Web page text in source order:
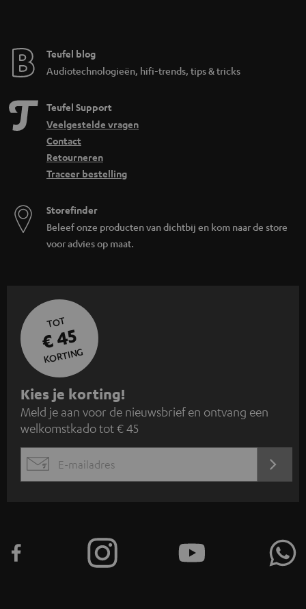
Teufel blog
Audiotechnologieën, hifi-trends, tips & tricks
Teufel Support
Veelgestelde vragen
Contact
Retourneren
Traceer bestelling
Storefinder
Beleef onze producten van dichtbij en kom naar de store
voor advies op maat.
TOT
€ 45
KORTING
A
a
n
m
e
n
Kies je korting!
Meld je aan voor de nieuwsbrief en ontvang een
welkomstkado tot € 45
EMAIL